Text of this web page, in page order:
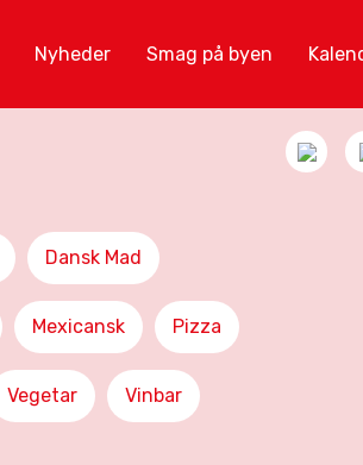
Nyheder Smag på byen
Dansk Mad
Mexicansk Pizza
Vegetar Vinbar